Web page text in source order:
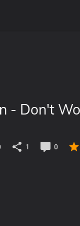
- Don't
1 0